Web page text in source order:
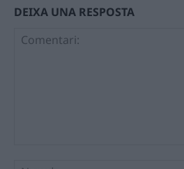
DEIXA UNA RESPOSTA